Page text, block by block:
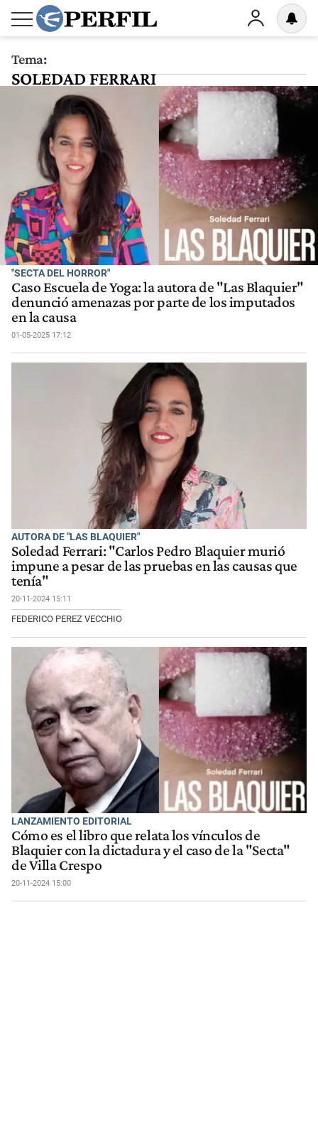
Tema:
SOLEDAD FERRARI
"SECTA DEL HORROR"
Caso Escuela de Yoga: la autora de "Las Blaquier"
denunció amenazas por parte de los imputados
en la causa
01-05-2025 17:12
AUTORA DE "LAS BLAQUIER"
Soledad Ferrari: "Carlos Pedro Blaquier murió
impune a pesar de las pruebas en las causas que
tenía"
20-11-2024 15:11
FEDERICO PEREZ VECCHIO
LANZAMIENTO EDITORIAL
Cómo es el libro que relata los vínculos de
Blaquier con la dictadura y el caso de la "Secta"
de Villa Crespo
20-11-2024 15:00